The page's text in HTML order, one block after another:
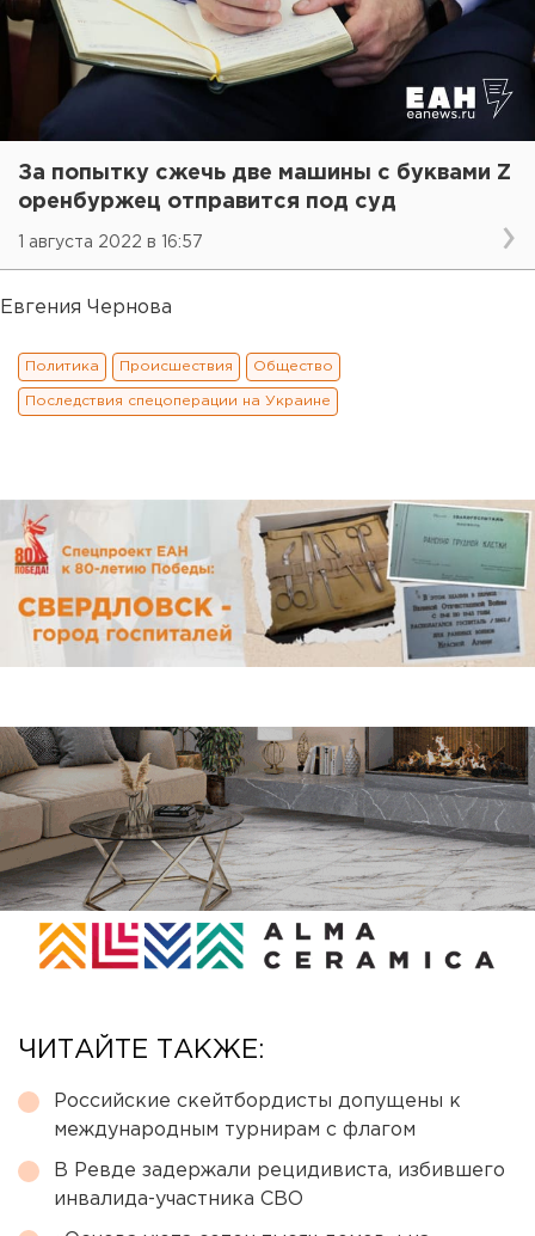
За попытку сжечь две машины с буквами Z
оренбуржец отправится под суд
1 августа 2022 в 16:57
Евгения Чернова
Политика Происшествия Общество
Последствия спецоперации на Украине
ЧИТАЙТЕ ТАКЖЕ:
Российские скейтбордисты допущены к
международным турнирам с флагом
В Ревде задержали рецидивиста, избившего
инвалида-участника СВО